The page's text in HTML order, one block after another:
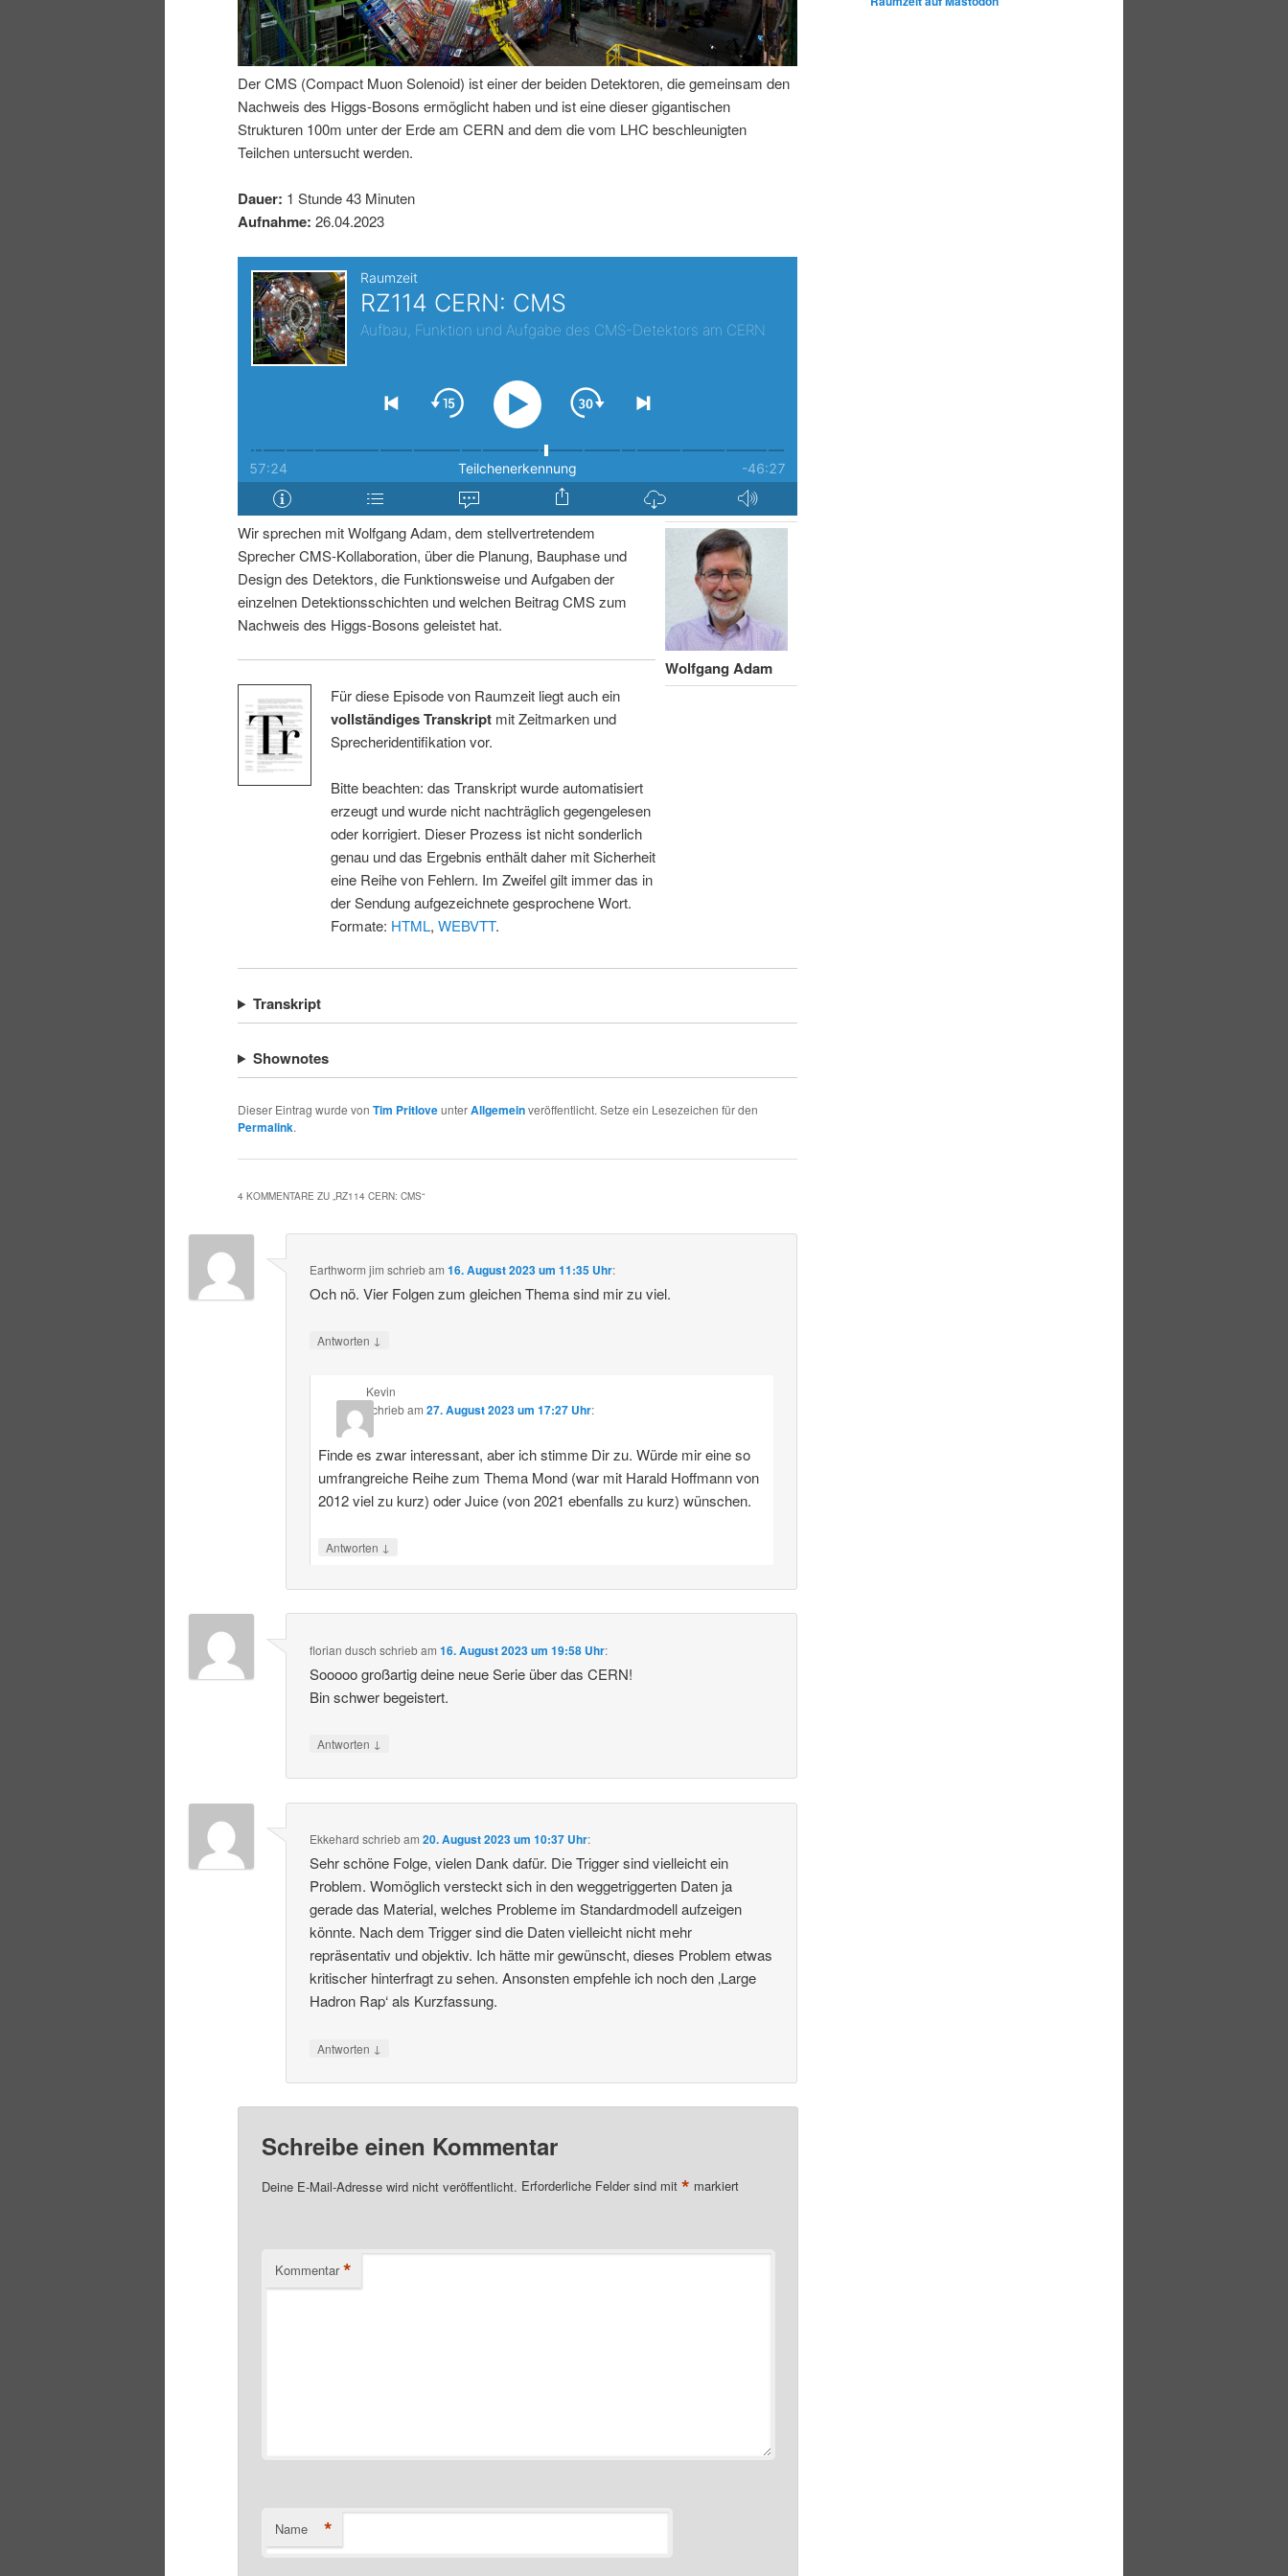
I
l
t
s
p
i
g
e
n
e
h
a
l
t
p
i
n
g
e
n
Der CMS (Compact Muon Solenoid) ist einer der beiden Detektoren, die gemeinsam den
Nachweis des Higgs-Bosons ermöglicht haben und ist eine dieser gigantischen
Strukturen 100m unter der Erde am CERN and dem die vom LHC beschleunigten
Teilchen untersucht werden.
Dauer: 1 Stunde 43 Minuten
Aufnahme: 26.04.2023
Wolfgang Adam
Wir sprechen mit Wolfgang Adam, dem stellvertretendem
Sprecher CMS-Kollaboration, über die Planung, Bauphase und
Design des Detektors, die Funktionsweise und Aufgaben der
einzelnen Detektionsschichten und welchen Beitrag CMS zum
Nachweis des Higgs-Bosons geleistet hat.
Für diese Episode von Raumzeit liegt auch ein
vollständiges Transkriptmit Zeitmarken und
Sprecheridentifikation vor.
Bitte beachten: das Transkript wurde automatisiert
erzeugt und wurde nicht nachträglich gegengelesen
oder korrigiert. Dieser Prozess ist nicht sonderlich
genau und das Ergebnis enthält daher mit Sicherheit
eine Reihe von Fehlern. Im Zweifel gilt immer das in
der Sendung aufgezeichnete gesprochene Wort.
Formate: HTML, WEBVTT.
Transkript
Shownotes
Dieser Eintrag wurde von Tim PritloveunterAllgemeinveröffentlicht. Setze ein Lesezeichen für den
Permalink.
4 KOMMENTARE ZU „ RZ114 CERN: CMS“
Earthworm jim schriebam16. August 2023 um 11:35 Uhr:
Och nö. Vier Folgen zum gleichen Thema sind mir zu viel.
Antworten ↓
Kevin
schriebam 27. August 2023 um 17:27 Uhr:
Finde es zwar interessant, aber ich stimme Dir zu. Würde mir eine so
umfrangreiche Reihe zum Thema Mond (war mit Harald Hoffmann von
2012 viel zu kurz) oder Juice (von 2021 ebenfalls zu kurz) wünschen.
Antworten ↓
florian dusch schriebam16. August 2023 um 19:58 Uhr:
Sooooo großartig deine neue Serie über das CERN!
Bin schwer begeistert.
Antworten ↓
Ekkehard schriebam20. August 2023 um 10:37 Uhr:
Sehr schöne Folge, vielen Dank dafür. Die Trigger sind vielleicht ein
Problem. Womöglich versteckt sich in den weggetriggerten Daten ja
gerade das Material, welches Probleme im Standardmodell aufzeigen
könnte. Nach dem Trigger sind die Daten vielleicht nicht mehr
repräsentativ und objektiv. Ich hätte mir gewünscht, dieses Problem etwas
kritischer hinterfragt zu sehen. Ansonsten empfehle ich noch den ‚Large
Hadron Rap‘ als Kurzfassung.
Antworten ↓
Schreibe einen Kommentar
Deine E-Mail-Adresse wird nicht veröffentlicht. Erforderliche Felder sind mit* markiert
Kommentar *
Name *